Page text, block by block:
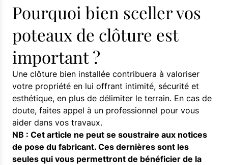
Pourquoi bien sceller vos
poteaux de clôture est
important ?
Une clôture bien installée contribuera à valoriser
votre propriété en lui offrant intimité, sécurité et
esthétique, en plus de délimiter le terrain. En cas de
doute, faites appel à un professionnel pour vous
aider dans vos travaux.
NB : Cet article ne peut se soustraire aux notices
de pose du fabricant. Ces dernières sont les
seules qui vous permettront de bénéficier de la